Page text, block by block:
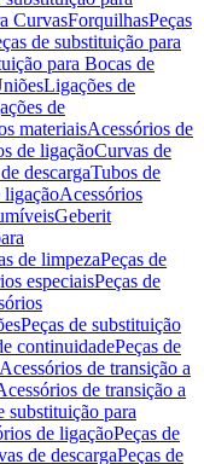
CurvasForquilhasPeças
de substituição para
para Bocas de
Ligações de
de
materiaisAcessórios de
de ligaçãoCurvas de
descargaTubos de
ligaçãoAcessórios
Geberit
de limpezaPeças de
especiaisPeças de
Peças de substituição
continuidadePeças de
Acessórios de transição a
de transição a
substituição para
de ligaçãoPeças de
de descargaPeças de